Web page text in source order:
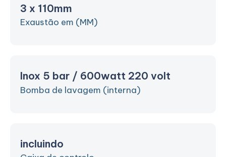
3 x 110mm
Exaustão em (MM)
Inox 5 bar / 600watt 220 volt
Bomba de lavagem (interna)
incluindo